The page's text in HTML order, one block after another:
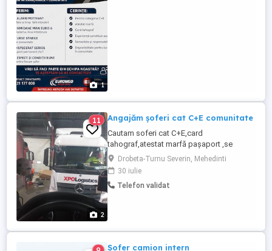
1
2
11 Angajăm șoferi cat C+E comunitate
Cautam soferi cat C+E,card
tahograf,atestat marfă pașaport ,se
lucrează la prelata in mare parte Franța,si
Franța-Anglia 90 zi diurna+4150RON brut
pe România Pentru mai multe detalii ne
puteți contacta la nr sau
Drobeta-Turnu Severin, Mehedinti
30 iulie
Telefon validat
Șofer camion intern